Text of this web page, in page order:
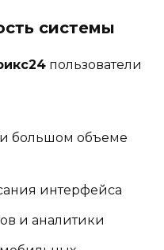
системы
пользователи
большом объеме
интерфейса
и аналитики